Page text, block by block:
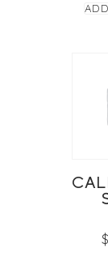
$